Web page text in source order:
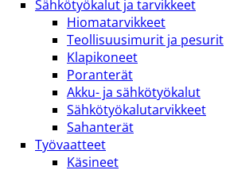
Sähkötyökalut ja tarvikkeet
Hiomatarvikkeet
Teollisuusimurit ja pesurit
Klapikoneet
Poranterät
Akku- ja sähkötyökalut
Sähkötyökalutarvikkeet
Sahanterät
Työvaatteet
Käsineet